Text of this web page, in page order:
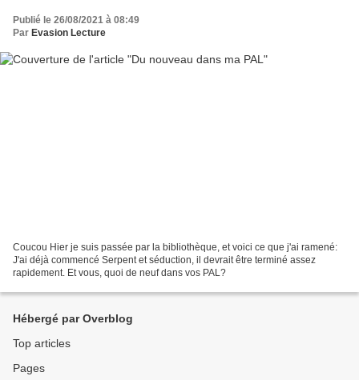
Publié le 26/08/2021 à 08:49
Par Evasion Lecture
Coucou Hier je suis passée par la bibliothèque, et voici ce que j'ai ramené:
J'ai déjà commencé Serpent et séduction, il devrait être terminé assez
rapidement. Et vous, quoi de neuf dans vos PAL?
Hébergé par Overblog
Top articles
Pages